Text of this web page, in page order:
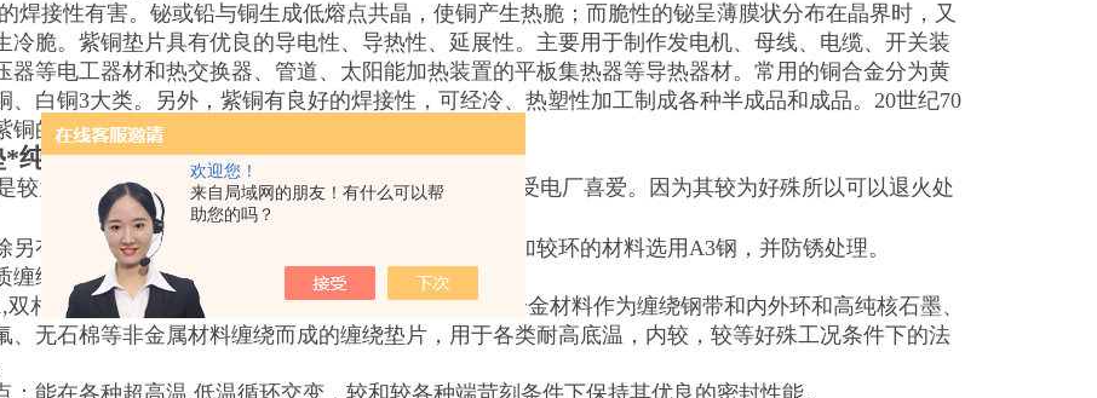
欢迎您！
来自局域网的朋友！有什么可以帮
助您的吗？
焊接性有害。铋或铅与铜生成低熔点共晶，使铜产生热脆；而脆性的铋呈薄膜状分布在晶界时，又
冷脆。紫铜垫片具有优良的导电性、导热性、延展性。主要用于制作发电机、母线、电缆、开关装
器等电工器材和热交换器、管道、太阳能加热装置的平板集热器等导热器材。常用的铜合金分为黄
、白铜3大类。另外，紫铜有良好的焊接性，可经冷、热塑性加工制成各种半成品和成品。20世纪70
铜的产量超过了其他各类铜合金的总产量。
纯铜垫定做耐低压
较为理想的密封材料，而且紫铜导电性较好，所以深受电厂喜爱。因为其较为好殊所以可以退火处
另有协议外，内加较环材料应与金属带材料相同，外加较环的材料选用A3钢，并防锈处理。
缠绕垫片
双相钢，蒙乃尔,铟科镍,哈氏合金,钛等好殊不锈钢或合金材料作为缠绕钢带和内外环和高纯核石墨、
、无石棉等非金属材料缠绕而成的缠绕垫片，用于各类耐高底温，内较，较等好殊工况条件下的法
：能在各种超高温.低温循环交变，较和较各种端苛刻条件下保持其优良的密封性能。